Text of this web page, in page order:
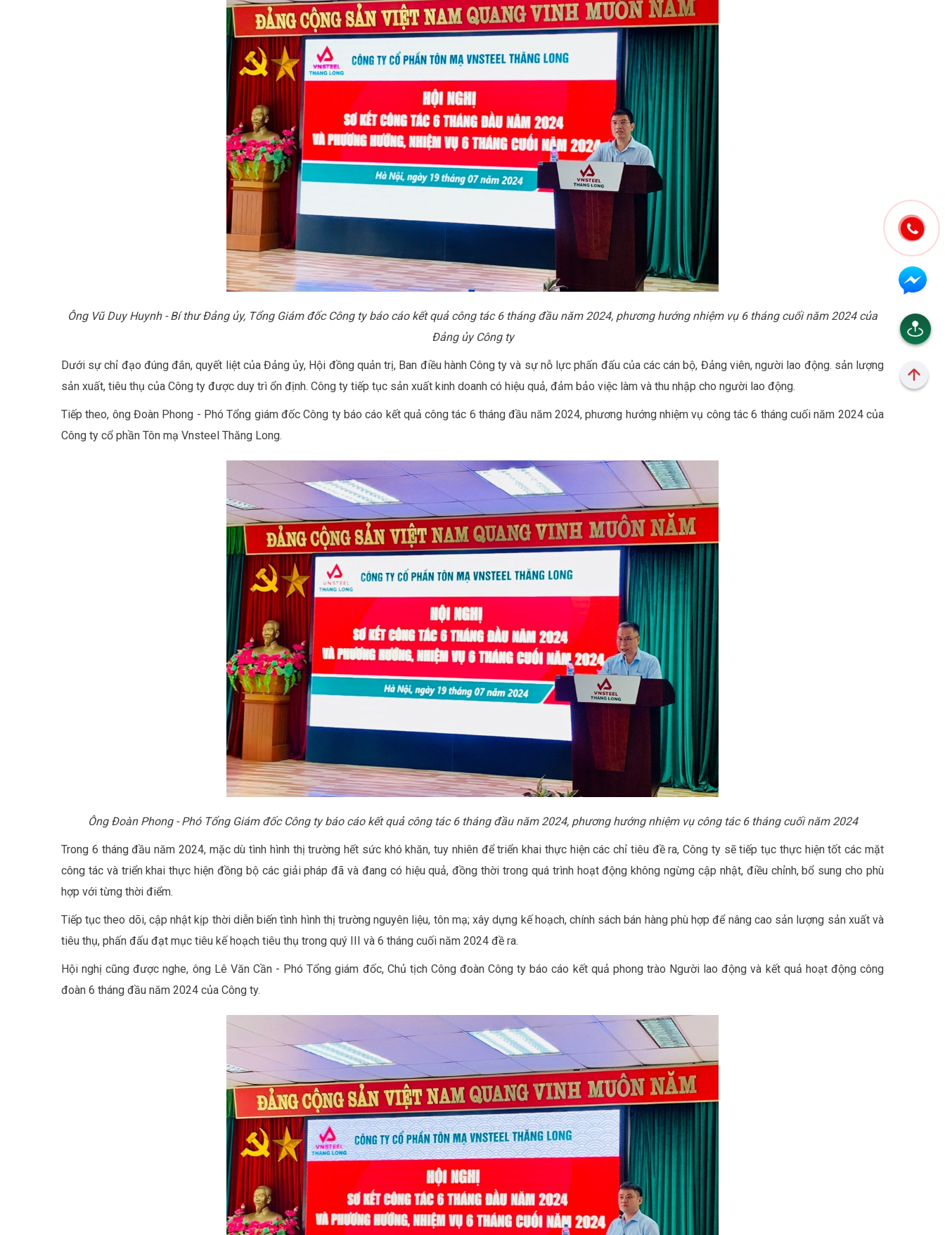
Ông Vũ Duy Huynh - Bí thư Đảng ủy, Tổng Giám đốc Công ty báo cáo kết quả công tác 6 tháng đầu năm 2024, phương hướng nhiệm vụ 6 tháng cuối năm 2024 của
Đảng ủy Công ty
Dưới sự chỉ đạo đúng đắn, quyết liệt của Đảng ủy, Hội đồng quản trị, Ban điều hành Công ty và sự nỗ lực phấn đấu của các cán bộ, Đảng viên, người lao động. sản lượng
sản xuất, tiêu thụ của Công ty được duy trì ổn định. Công ty tiếp tục sản xuất kinh doanh có hiệu quả, đảm bảo việc làm và thu nhập cho người lao động.
Tiếp theo, ông Đoàn Phong - Phó Tổng giám đốc Công ty báo cáo kết quả công tác 6 tháng đầu năm 2024, phương hướng nhiệm vụ công tác 6 tháng cuối năm 2024 của
Công ty cổ phần Tôn mạ Vnsteel Thăng Long.
Ông Đoàn Phong - Phó Tổng Giám đốc Công ty báo cáo kết quả công tác 6 tháng đầu năm 2024, phương hướng nhiệm vụ công tác 6 tháng cuối năm 2024
Trong 6 tháng đầu năm 2024, mặc dù tình hình thị trường hết sức khó khăn, tuy nhiên để triển khai thực hiện các chỉ tiêu đề ra, Công ty sẽ tiếp tục thực hiện tốt các mặt
công tác và triển khai thực hiện đồng bộ các giải pháp đã và đang có hiệu quả, đồng thời trong quá trình hoạt động không ngừng cập nhật, điều chỉnh, bổ sung cho phù
hợp với từng thời điểm.
Tiếp tục theo dõi, cập nhật kịp thời diễn biến tình hình thị trường nguyên liệu, tôn mạ; xây dựng kế hoạch, chính sách bán hàng phù hợp để nâng cao sản lượng sản xuất và
tiêu thụ, phấn đấu đạt mục tiêu kế hoạch tiêu thụ trong quý III và 6 tháng cuối năm 2024 đề ra.
Hội nghị cũng được nghe, ông Lê Văn Cần - Phó Tổng giám đốc, Chủ tịch Công đoàn Công ty báo cáo kết quả phong trào Người lao động và kết quả hoạt động công
đoàn 6 tháng đầu năm 2024 của Công ty.